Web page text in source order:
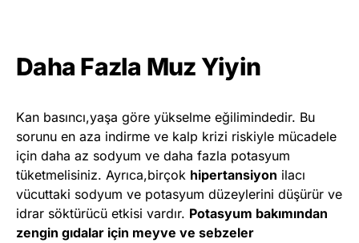
Daha Fazla Muz Yiyin
Kan basıncı,yaşa göre yükselme eğilimindedir. Bu
sorunu en aza indirme ve kalp krizi riskiyle mücadele
için daha az sodyum ve daha fazla potasyum
tüketmelisiniz. Ayrıca,birçok hipertansiyon ilacı
vücuttaki sodyum ve potasyum düzeylerini düşürür ve
idrar söktürücü etkisi vardır. Potasyum bakımından
zengin gıdalar için meyve ve sebzeler